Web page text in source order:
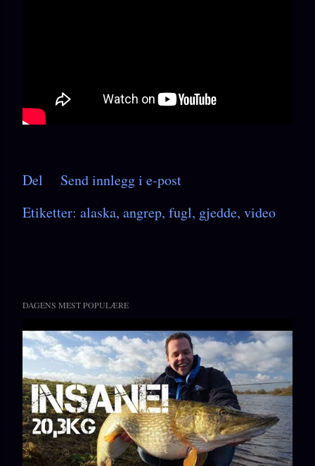
Del
Send innlegg i e-post
Etiketter: alaska angrep fugl gjedde video
DAGENS MEST POPULÆRE